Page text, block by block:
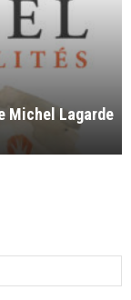
Lagarde